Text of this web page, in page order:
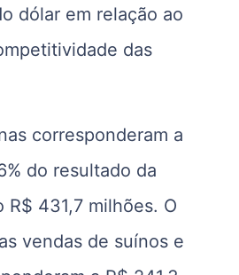
dólar em relação ao
das
corresponderam a
do resultado da
R$ 431,7 milhões. O
vendas de suínos e